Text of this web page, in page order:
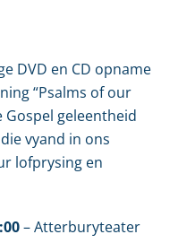
DVD en CD opname
“Psalms of our
geleentheid
vyand in ons
lofprysing en
–Atterburyteater